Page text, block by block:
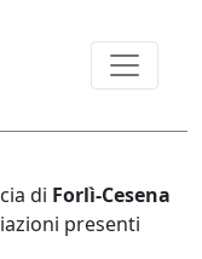
di Forlì-Cesena
presenti